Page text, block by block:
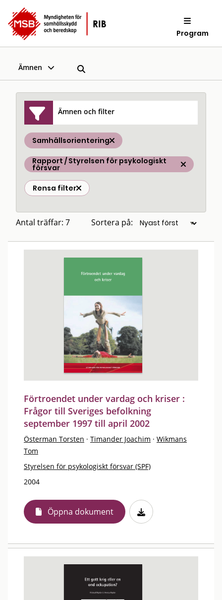
Program
Ämnen
Ämnen och filter
Samhällsorientering
Rapport / Styrelsen för psykologiskt
försvar
Rensa filter
Antal träffar: 7 Sortera på:
Förtroendet under vardag och kriser :
Frågor till Sveriges befolkning
september 1997 till april 2002
Österman Torsten · Timander Joachim · Wikmans
Tom
Styrelsen för psykologiskt försvar (SPF)
2004
Öppna dokument